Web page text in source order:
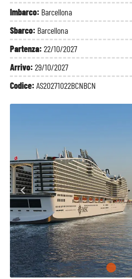
Imbarco: Barcellona
Sbarco: Barcellona
Partenza:22/10/2027
Arrivo:29/10/2027
Codice:AS20271022BCNBCN